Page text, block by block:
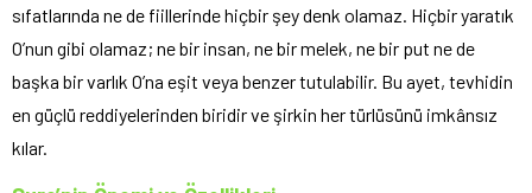
sıfatlarında ne de fiillerinde hiçbir şey denk olamaz. Hiçbir yaratık
O’nun gibi olamaz; ne bir insan, ne bir melek, ne bir put ne de
başka bir varlık O’na eşit veya benzer tutulabilir. Bu ayet, tevhidin
en güçlü reddiyelerinden biridir ve şirkin her türlüsünü imkânsız
kılar.